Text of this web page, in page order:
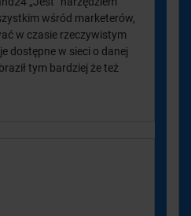
wśród marketerów,
w czasie rzeczywistym
dostępne w sieci o danej
tym bardziej że też